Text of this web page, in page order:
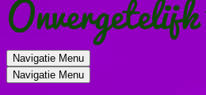
Navigatie Menu
Navigatie Menu